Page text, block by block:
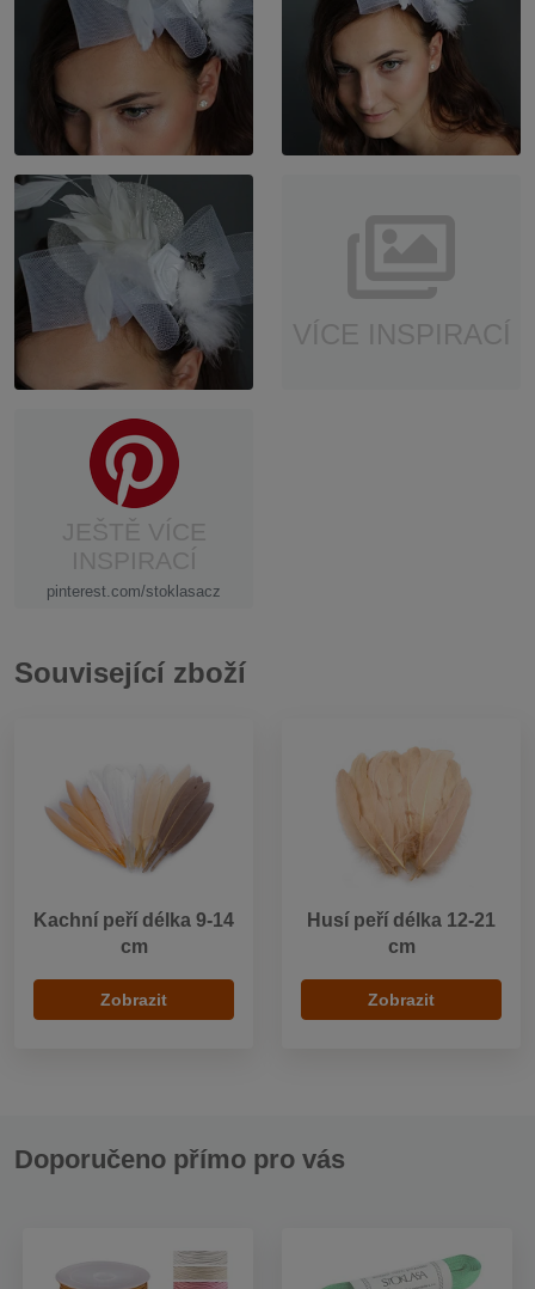
pinterest.com/stoklasacz
Související zboží
Kachní peří délka 9-14
cm
Zobrazit
Husí peří délka 12-21
cm
Zobrazit
Doporučeno přímo pro vás